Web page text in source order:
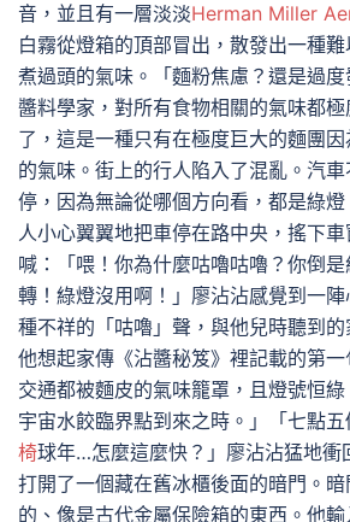
音，並且有一層淡淡Herman Miller
白霧從燈箱的頂部冒出，散發出一種
煮過頭的氣味。「麵粉焦慮？還是過
醬料學家，對所有食物相關的氣味都
了，這是一種只有在極度巨大的麵團
的氣味。街上的行人陷入了混亂。汽
停，因為無論從哪個方向看，都是綠
人小心翼翼地把車停在路中央，搖下
喊：「喂！你為什麼咕嚕咕嚕？你倒
轉！綠燈沒用啊！」廖沾沾感覺到一
種不祥的「咕嚕」聲，與他兒時聽到的
他想起家傳《沾醬秘笈》裡記載的第
交通都被麵皮的氣味籠罩，且燈號恒
宇宙水餃臨界點到來之時。」「七點五
椅球年…怎麼這麼快？」廖沾沾猛地衝
打開了一個藏在舊冰櫃後面的暗門。
的、像是古代金屬保險箱的東西。他